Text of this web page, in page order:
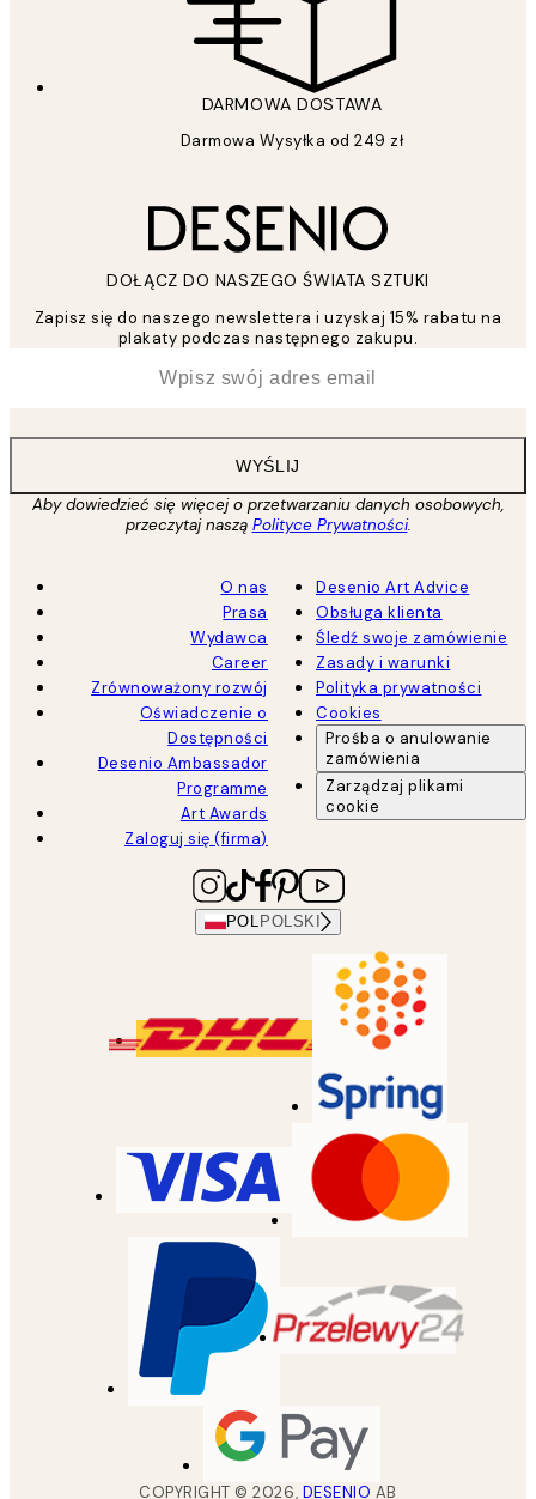
DARMOWA DOSTAWA
Darmowa Wysyłka od 249 zł
DOŁĄCZ DO NASZEGO ŚWIATA SZTUKI
Zapisz się do naszego newslettera i uzyskaj 15% rabatu na
plakaty podczas następnego zakupu.
WYŚLIJ
Aby dowiedzieć się więcej o przetwarzaniu danych osobowych,
przeczytaj naszą Polityce Prywatności.
O nas
Prasa
Wydawca
Career
Zrównoważony rozwój
Oświadczenie o
Dostępności
Desenio Ambassador
Programme
Art Awards
Zaloguj się (firma)
Desenio Art Advice
Obsługa klienta
Śledź swoje zamówienie
Zasady i warunki
Polityka prywatności
Cookies
Prośba o anulowanie
zamówienia
Zarządzaj plikami
cookie
POL POLSKI
COPYRIGHT ©2026, DESENIO AB